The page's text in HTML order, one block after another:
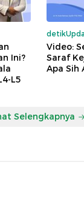
Ini?
L5
Video:
Saraf
Apa Sih
Selengkapnya